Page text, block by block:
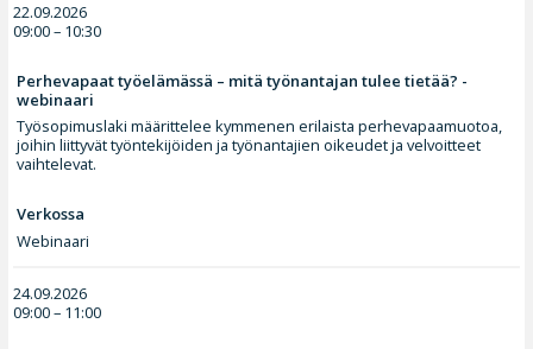
22.09.2026
09:00 – 10:30
Perhevapaat työelämässä – mitä työnantajan tulee tietää? -
webinaari
Työsopimuslaki määrittelee kymmenen erilaista perhevapaamuotoa,
joihin liittyvät työntekijöiden ja työnantajien oikeudet ja velvoitteet
vaihtelevat.
Verkossa
Webinaari
24.09.2026
09:00 – 11:00